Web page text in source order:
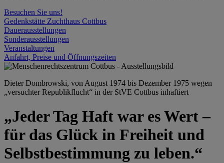
Besuchen Sie uns!
Gedenkstätte Zuchthaus Cottbus
Dauerausstellungen
Sonderausstellungen
Veranstaltungen
Anfahrt, Preise und Öffnungszeiten
Dieter Dombrowski, von August 1974 bis Dezember 1975 wegen
„versuchter Republikflucht“ in der StVE Cottbus inhaftiert
„Jeder Tag Haft war es Wert –
für das Glück in Freiheit und
Selbstbestimmung zu leben.“